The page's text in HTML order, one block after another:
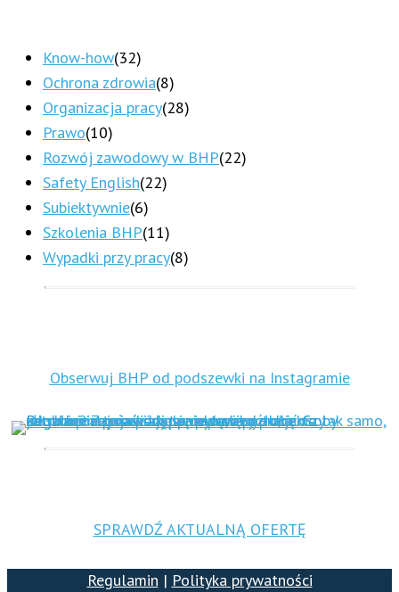
Know-how(32)
Ochrona zdrowia(8)
Organizacja pracy(28)
Prawo(10)
Rozwój zawodowy w BHP(22)
Safety English(22)
Subiektywnie(6)
Szkolenia BHP(11)
Wypadki przy pracy(8)
Obserwuj BHP od podszewki na Instagramie
SPRAWDŹ AKTUALNĄ OFERTĘ
Regulamin | Polityka prywatności